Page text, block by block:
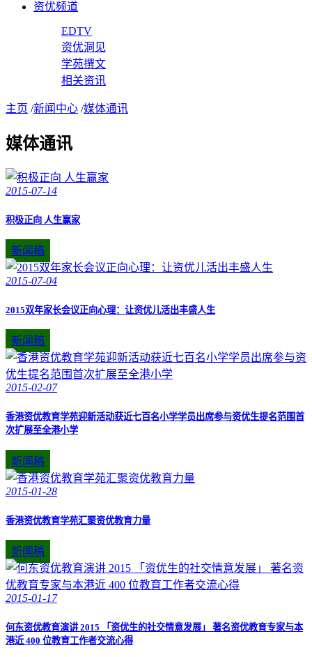
资优频道
EDTV
资优洞见
学苑撰文
相关资讯
主页 /新闻中心 /媒体通讯
媒体通讯
2015-07-14
积极正向 人生赢家
新闻稿
2015-07-04
2015双年家长会议正向心理：让资优儿活出丰盛人生
新闻稿
2015-02-07
香港资优教育学苑迎新活动获近七百名小学学员出席参与资优生提名范围首
次扩展至全港小学
新闻稿
2015-01-28
香港资优教育学苑汇聚资优教育力量
新闻稿
2015-01-17
何东资优教育演讲 2015 「资优生的社交情意发展」 著名资优教育专家与本
港近 400 位教育工作者交流心得